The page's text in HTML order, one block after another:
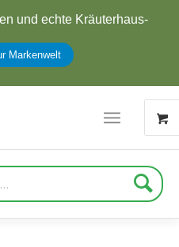
und echte Kräuterhaus-
Markenwelt
Suche